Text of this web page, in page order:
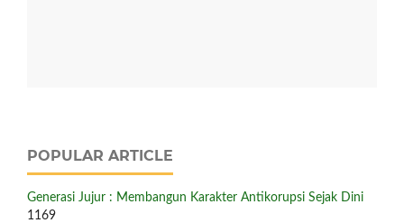
POPULAR ARTICLE
Generasi Jujur : Membangun Karakter Antikorupsi Sejak Dini
1169